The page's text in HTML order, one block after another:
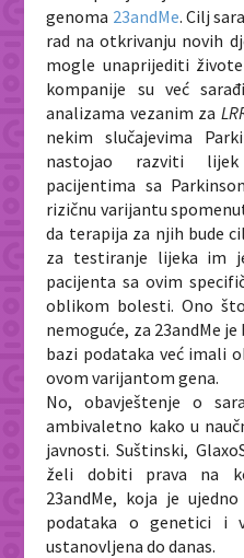
genoma 23andMe. Cilj
rad na otkrivanju novih
mogle unaprijediti
kompanije su već
analizama vezanim za
nekim slučajevima
nastojao razviti lijek
pacijentima sa
rizičnu varijantu
da terapija za njih bude
za testiranje lijeka im
pacijenta sa ovim
oblikom bolesti. Ono
nemoguće, za 23andMe
bazi podataka već imali
ovom varijantom gena.
No, obavještenje o
ambivaletno kako u
javnosti. Suštinski,
želi dobiti prava na
23andMe, koja je
podataka o genetici i
ustanovljena do danas.